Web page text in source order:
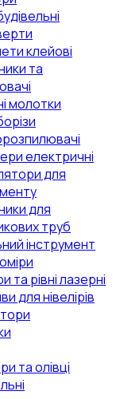
клейові
та
молотки
електричні
для
для
труб
інструмент
та рівні лазерні
для нівелірів
та олівці